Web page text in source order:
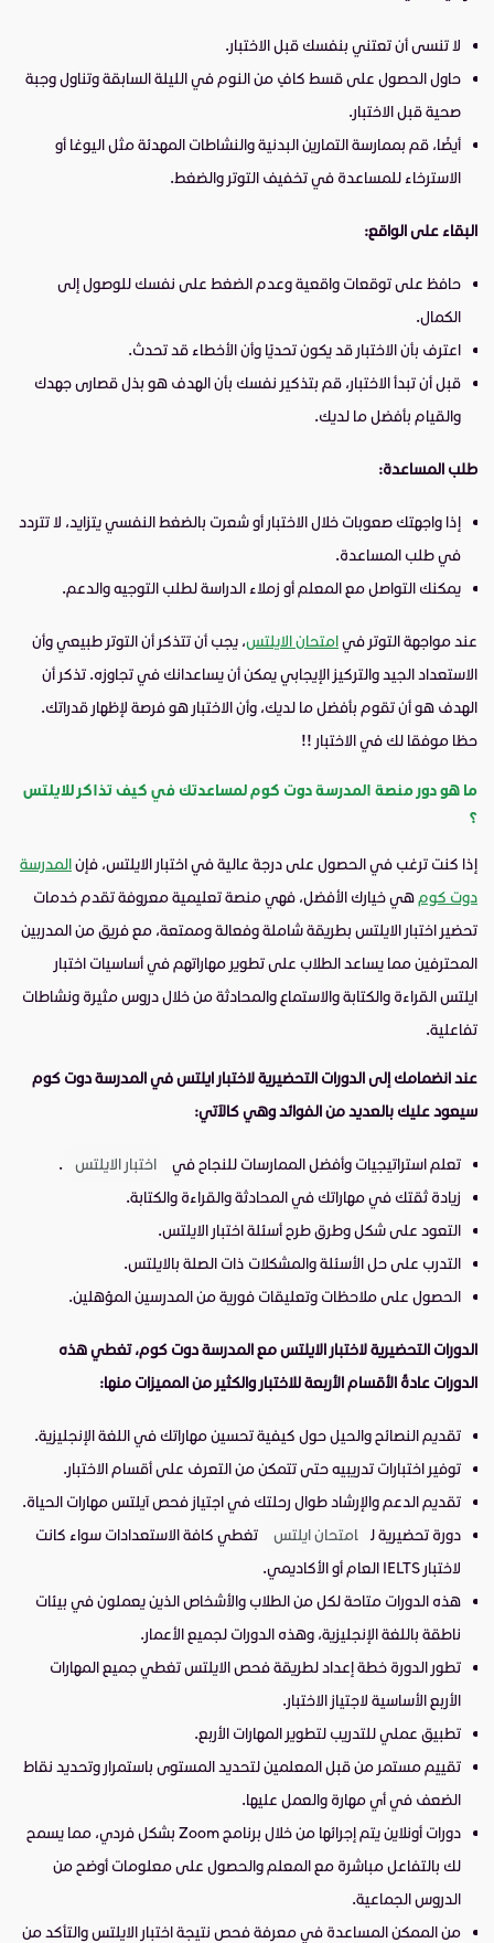
لا تنسى أن تعتني بنفسك قبل الاختبار.
حاول الحصول على قسط كافٍ من النوم في الليلة السابقة وتناول وجبة
صحية قبل الاختبار.
أيضًا، قم بممارسة التمارين البدنية والنشاطات المهدئة مثل اليوغا أو
الاسترخاء للمساعدة في تخفيف التوتر والضغط.
البقاء على الواقع:
حافظ على توقعات واقعية وعدم الضغط على نفسك للوصول إلى
الكمال.
اعترف بأن الاختبار قد يكون تحديًا وأن الأخطاء قد تحدث.
قبل أن تبدأ الاختبار، قم بتذكير نفسك بأن الهدف هو بذل قصارى جهدك
والقيام بأفضل ما لديك.
طلب المساعدة:
إذا واجهتك صعوبات خلال الاختبار أو شعرت بالضغط النفسي يتزايد، لا تتردد
في طلب المساعدة.
يمكنك التواصل مع المعلم أو زملاء الدراسة لطلب التوجيه والدعم.
عند مواجهة التوتر فيامتحان الايلتس، يجب أن تتذكر أن التوتر طبيعي وأن
الاستعداد الجيد والتركيز الإيجابي يمكن أن يساعدانك في تجاوزه. تذكر أن
الهدف هو أن تقوم بأفضل ما لديك، وأن الاختبار هو فرصة لإظهار قدراتك.
حظا موفقا لك في الاختبار !!
ما هو دور منصة المدرسة دوت كوم لمساعدتك في كيف تذاكر للايلتس
؟
إذا كنت ترغب في الحصول على درجة عالية في اختبار الايلتس، فإنالمدرسة
دوت كوم هي خيارك الأفضل، فهي منصة تعليمية معروفة تقدم خدمات
تحضير اختبار الايلتس بطريقة شاملة وفعالة وممتعة، مع فريق من المدربين
المحترفين مما يساعد الطلاب على تطوير مهاراتهم في أساسيات اختبار
ايلتس القراءة والكتابة والاستماع والمحادثة من خلال دروس مثيرة ونشاطات
تفاعلية.
عند انضمامك إلى الدورات التحضيرية لاختبار ايلتس في المدرسة دوت كوم
سيعود عليك بالعديد من الفوائد وهيكالآتي:
تعلم استراتيجيات وأفضل الممارسات للنجاح في اختبار الايلتس
.
زيادة ثقتك في مهاراتك في المحادثة والقراءة والكتابة.
التعود على شكل وطرق طرح أسئلة اختبار الايلتس.
التدرب على حل الأسئلة والمشكلات ذات الصلة بالايلتس.
الحصول على ملاحظات وتعليقات فورية من المدرسين المؤهلين.
الدورات التحضيرية لاختبار الايلتس مع المدرسة دوت كوم، تغطي هذه
الدورات عادةً الأقسام الأربعة للاختبار والكثير من المميزات منها:
تقديم النصائح والحيل حول كيفية تحسين مهاراتك في اللغة الإنجليزية.
توفير اختبارات تدريبيه حتى تتمكن من التعرف على أقسام الاختبار.
تقديم الدعم والإرشاد طوال رحلتك في اجتياز فحص آيلتس مهارات الحياة.
دورة تحضيرية ل
امتحان ايلتس
تغطي كافة الاستعدادات سواء كانت
لاختبار IELTS العام أو الأكاديمي.
هذه الدورات متاحة لكل من الطلاب والأشخاص الذين يعملون في بيئات
ناطقة باللغة الإنجليزية، وهذه الدورات لجميع الأعمار.
تطور الدورة خطة إعداد لطريقة فحص الايلتس تغطي جميع المهارات
الأربع الأساسية لاجتياز الاختبار.
تطبيق عملي للتدريب لتطوير المهارات الأربع.
تقييم مستمر من قبل المعلمين لتحديد المستوى باستمرار وتحديد نقاط
الضعف في أي مهارة والعمل عليها.
دورات أونلاين يتم إجرائها من خلال برنامج Zoom بشكل فردي، مما يسمح
لك بالتفاعل مباشرة مع المعلم والحصول على معلومات أوضح من
الدروس الجماعية.
من الممكن المساعدة في معرفة فحص نتيجة اختبار الايلتس والتأكد من